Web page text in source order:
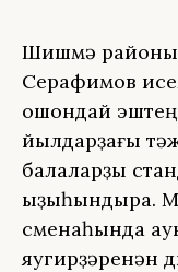
Шишмә
Серафимов
ошондай эштең
йылдарҙағы
балаларҙы
ҡыҙыҡһындыра.
сменаһында
яугирҙәренән